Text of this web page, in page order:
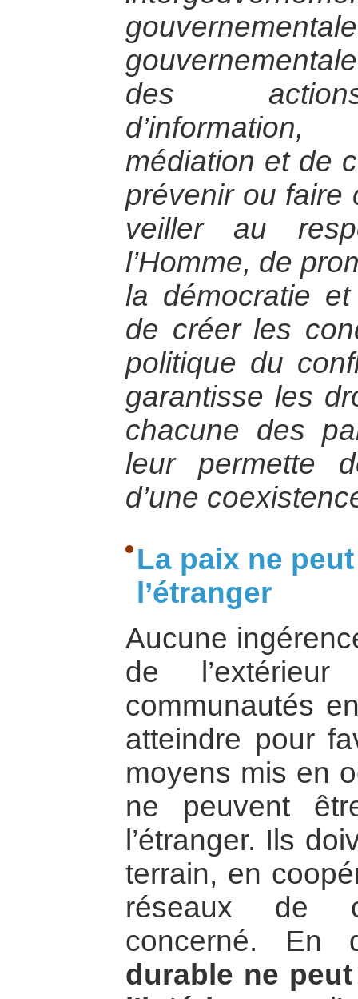
des actions
médiation et de
prévenir ou faire
veiller au
l’Homme, de
la démocratie
de créer les
politique du
garantisse les
chacune des
leur permette
d’une
La paix ne
l’étranger
Aucune
de
communautés
atteindre pour
moyens mis en
ne peuvent
l’étranger. Ils
terrain, en
réseaux de
concerné. En
durable ne